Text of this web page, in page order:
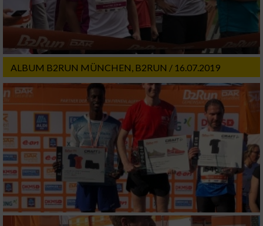
ALBUM B2RUN MÜNCHEN, B2RUN / 16.07.2019
Performance
Funktional
Werbung